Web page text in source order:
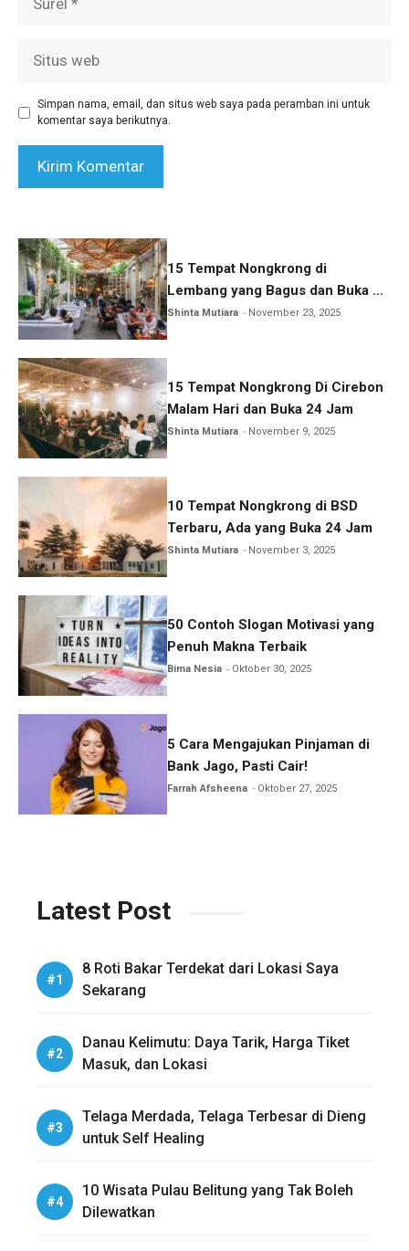
Simpan nama, email, dan situs web saya pada peramban ini untuk
komentar saya berikutnya.
15 Tempat Nongkrong di
Lembang yang Bagus dan Buka 24
Jam
Shinta Mutiara November 23, 2025
15 Tempat Nongkrong Di Cirebon
Malam Hari dan Buka 24 Jam
Shinta Mutiara November 9, 2025
10 Tempat Nongkrong di BSD
Terbaru, Ada yang Buka 24 Jam
Shinta Mutiara November 3, 2025
50 Contoh Slogan Motivasi yang
Penuh Makna Terbaik
Bima Nesia Oktober 30, 2025
5 Cara Mengajukan Pinjaman di
Bank Jago, Pasti Cair!
Farrah Afsheena Oktober 27, 2025
Latest Post
8 Roti Bakar Terdekat dari Lokasi Saya
Sekarang
Danau Kelimutu: Daya Tarik, Harga Tiket
Masuk, dan Lokasi
Telaga Merdada, Telaga Terbesar di Dieng
untuk Self Healing
10 Wisata Pulau Belitung yang Tak Boleh
Dilewatkan